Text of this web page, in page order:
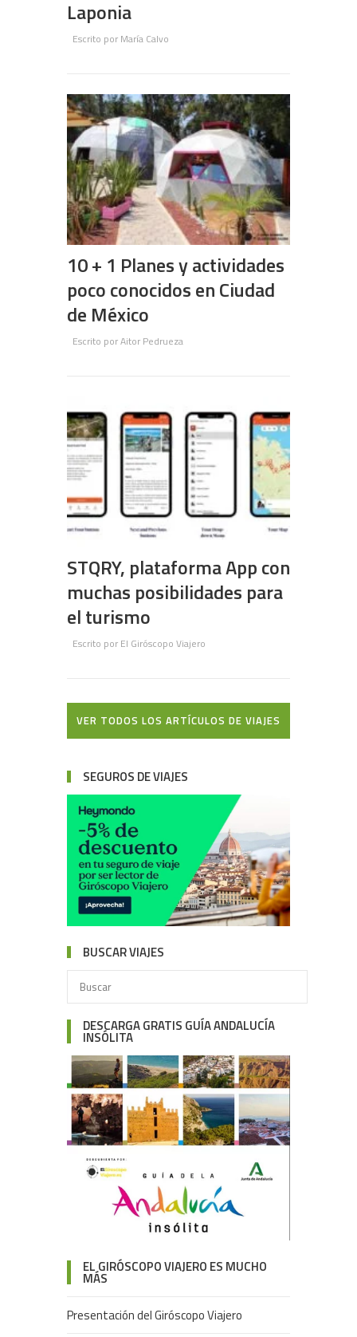
Laponia
Escrito por María Calvo
10 + 1 Planes y actividades
poco conocidos en Ciudad
de México
Escrito porAitor Pedrueza
STQRY, plataforma App con
muchas posibilidades para
el turismo
Escrito por El Giróscopo Viajero
VER TODOS LOS ARTÍCULOS DE VIAJES
SEGUROS DE VIAJES
BUSCAR VIAJES
DESCARGA GRATIS GUÍA ANDALUCÍA
INSÓLITA
EL GIRÓSCOPO VIAJERO ES MUCHO
MÁS
Presentación del Giróscopo Viajero